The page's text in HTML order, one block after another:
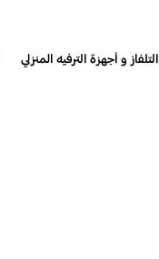
التلفاز و أجهزة الترفيه المنزلي